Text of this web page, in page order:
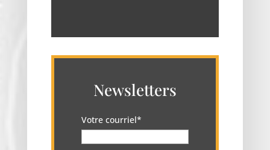
Newsletters
Votre courriel*